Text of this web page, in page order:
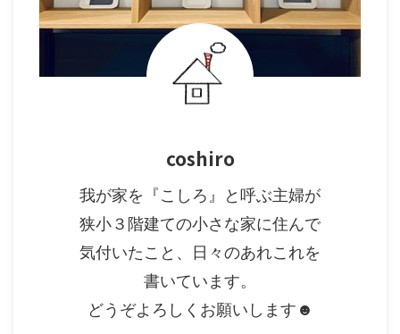
coshiro
我が家を『こしろ』と呼ぶ主婦が
狭小３階建ての小さな家に住んで
気付いたこと、日々のあれこれを
書いています。
どうぞよろしくお願いします☻